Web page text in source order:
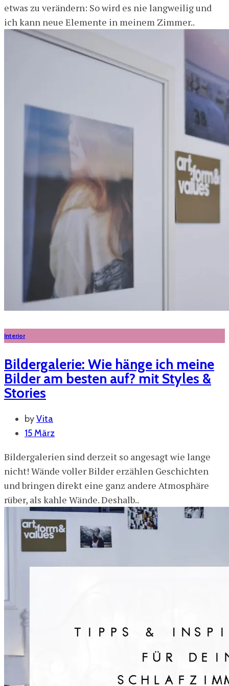
etwas zu verändern: So wird es nie langweilig und
ich kann neue Elemente in meinem Zimmer..
Interior
Bildergalerie: Wie hänge ich meine
Bilder am besten auf? mit Styles &
Stories
byVita
15 März
Bildergalerien sind derzeit so angesagt wie lange
nicht! Wände voller Bilder erzählen Geschichten
und bringen direkt eine ganz andere Atmosphäre
rüber, als kahle Wände. Deshalb..